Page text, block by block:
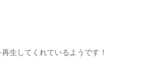
生してくれているようです！